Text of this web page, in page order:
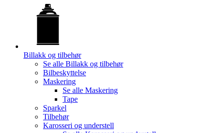
Billakk og tilbehør
Se alle Billakk og tilbehør
Bilbeskyttelse
Maskering
Se alle Maskering
Tape
Sparkel
Tilbehør
Karosseri og understell